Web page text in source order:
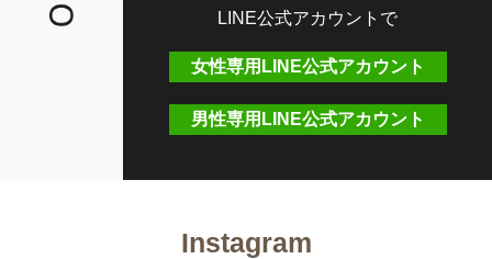
LINE公式アカウントで
女性専用LINE公式アカウント
男性専用LINE公式アカウント
Instagram